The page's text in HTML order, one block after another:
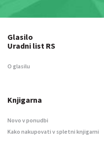
Glasilo
Uradni list RS
O glasilu
Knjigarna
Novo v ponudbi
Kako nakupovati v spletni knjigarni